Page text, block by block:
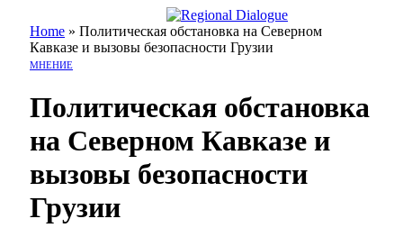
Home » Политическая обстановка на Северном
Кавказе и вызовы безопасности Грузии
МНЕНИЕ
Политическая обстановка
на Северном Кавказе и
вызовы безопасности
Грузии